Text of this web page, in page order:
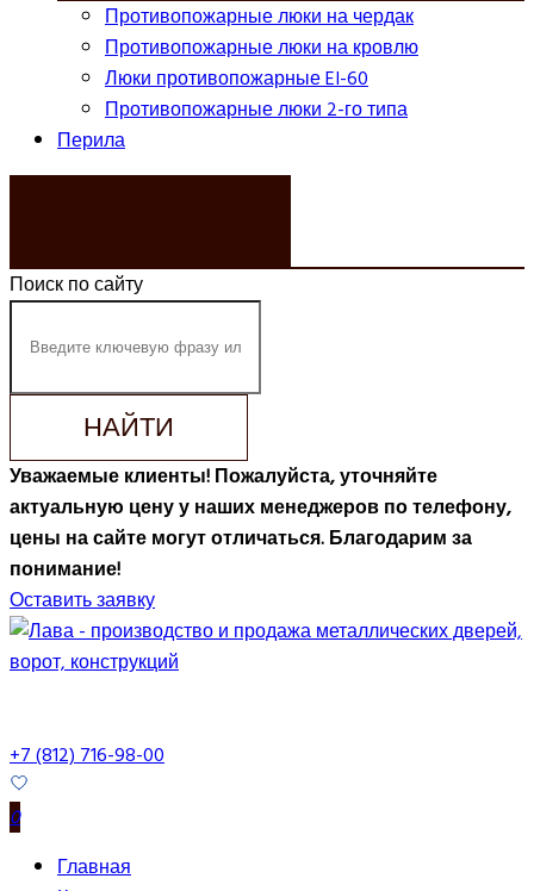
Противопожарные люки на чердак
Противопожарные люки на кровлю
Люки противопожарные EI-60
Противопожарные люки 2-го типа
Перила
Поиск по сайту
НАЙТИ
Уважаемые клиенты! Пожалуйста, уточняйте
актуальную цену у наших менеджеров по телефону,
цены на сайте могут отличаться. Благодарим за
понимание!
Оставить заявку
+7 (812) 716-98-00
0
Главная